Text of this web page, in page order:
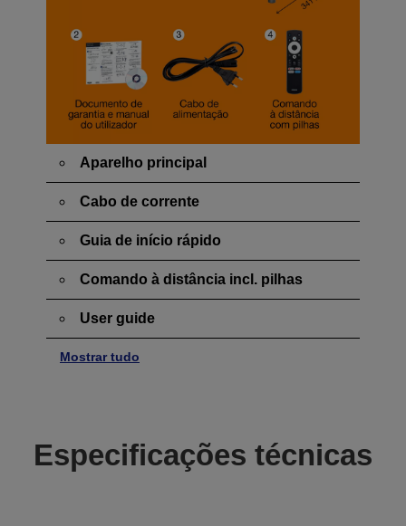
Aparelho principal
Cabo de corrente
Guia de início rápido
Comando à distância incl. pilhas
User guide
Mostrar tudo
Especificações técnicas